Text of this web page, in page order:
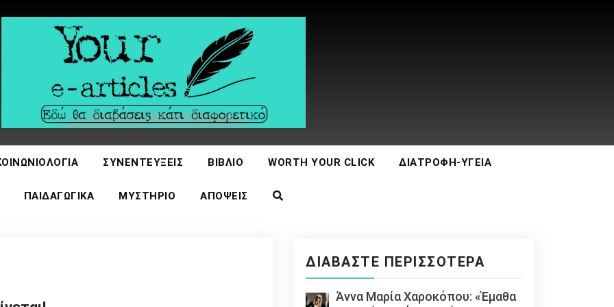
ΣΥΝΕΝΤΕΎΞΕΙΣ ΒΙΒΛΊΟ WORTH YOUR CLICK ΔΙΑΤΡΟΦΉ-ΥΓΕΊΑ
ΠΑΙΔΑΓΩΓΙΚΆ ΜΥΣΤΉΡΙΟ ΑΠΌΨΕΙΣ
ΔΙΑΒΆΣΤΕ ΠΕΡΙΣΣΌΤΕΡΑ
Άννα Μαρία Χαροκόπου: «Έμαθα